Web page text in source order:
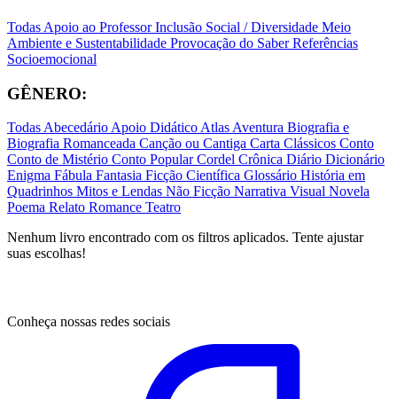
Todas Apoio ao ProfessorInclusão Social / Diversidade Meio
Ambiente e Sustentabilidade Provocação do SaberReferências
Socioemocional
GÊNERO:
TodasAbecedárioApoio DidáticoAtlasAventura Biografia e
Biografia Romanceada Canção ou Cantiga Carta Clássicos Conto
Conto de Mistério Conto PopularCordel Crônica Diário Dicionário
Enigma Fábula Fantasia Ficção Científica Glossário História em
Quadrinhos Mitos e Lendas Não Ficção Narrativa Visual Novela
Poema Relato Romance Teatro
Nenhum livro encontrado com os filtros aplicados. Tente ajustar
suas escolhas!
Conheça nossas redes sociais